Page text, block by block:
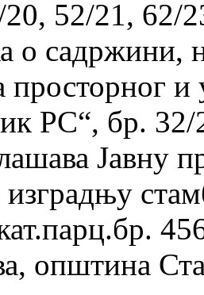
52/21, 62/
о садржини,
просторног
РС“, бр.
Јавну
изградњу
општина